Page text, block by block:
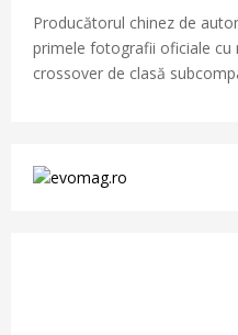
Producătorul chinez de
primele fotografii oficiale cu
crossover de clasă